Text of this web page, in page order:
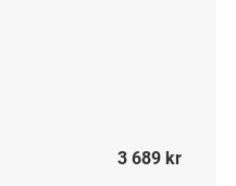
3 689 kr